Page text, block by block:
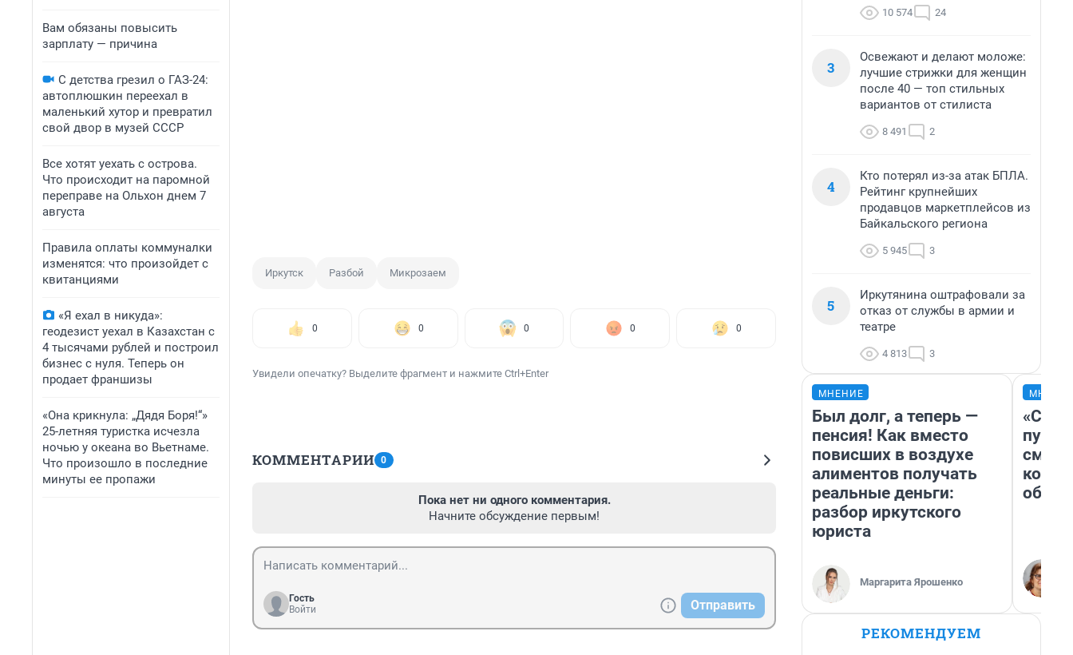
Вам обязаны повысить
зарплату — причина
С детства грезил о ГАЗ-24:
автоплюшкин переехал в
маленький хутор и превратил
свой двор в музей СССР
Все хотят уехать с острова.
Что происходит на паромной
переправе на Ольхон днем 7
августа
Правила оплаты коммуналки
изменятся: что произойдет с
квитанциями
«Я ехал в никуда»:
геодезист уехал в Казахстан с
4 тысячами рублей и построил
бизнес с нуля. Теперь он
продает франшизы
«Она крикнула: „Дядя Боря!“»
25-летняя туристка исчезла
ночью у океана во Вьетнаме.
Что произошло в последние
минуты ее пропажи
Иркутск Разбой Микрозаем
0 0 0 0 0
Увидели опечатку? Выделите фрагмент и нажмите Ctrl+Enter
КОММЕНТАРИИ 0
Пока нет ни одного комментария.
Начните обсуждение первым!
Гость
Войти
Отправить
10 574 24
3
Освежают и делают моложе:
лучшие стрижки для женщин
после 40 — топ стильных
вариантов от стилиста
8 491 2
4
Кто потерял из-за атак БПЛА.
Рейтинг крупнейших
продавцов маркетплейсов из
Байкальского региона
5 945 3
5
Иркутянина оштрафовали за
отказ от службы в армии и
театре
4 813 3
МНЕНИЕ
Был долг, а теперь —
пенсия! Как вместо
повисших в воздухе
алиментов получать
реальные деньги:
разбор иркутского
юриста
Маргарита Ярошенко
РЕКОМЕНДУЕМ